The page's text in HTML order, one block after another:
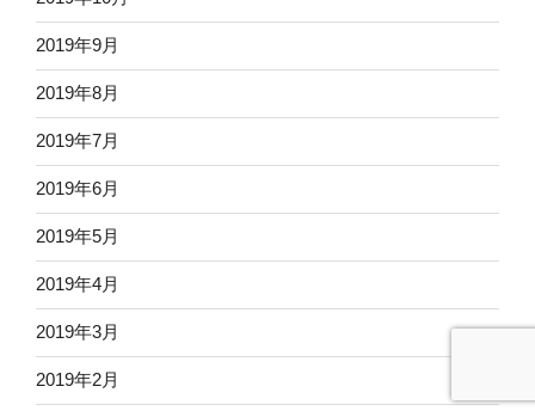
2019年9月
2019年8月
2019年7月
2019年6月
2019年5月
2019年4月
2019年3月
2019年2月